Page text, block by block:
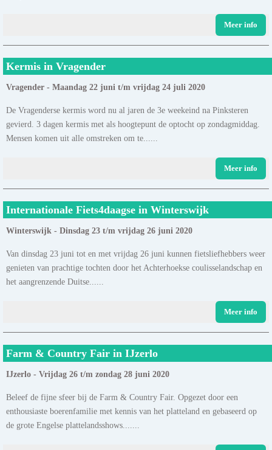
Meer info
Kermis in Vragender
Vragender - Maandag 22 juni t/m vrijdag 24 juli 2020
De Vragenderse kermis word nu al jaren de 3e weekeind na Pinksteren
gevierd. 3 dagen kermis met als hoogtepunt de optocht op zondagmiddag.
Mensen komen uit alle omstreken om te......
Meer info
Internationale Fiets4daagse in Winterswijk
Winterswijk - Dinsdag 23 t/m vrijdag 26 juni 2020
Van dinsdag 23 juni tot en met vrijdag 26 juni kunnen fietsliefhebbers weer
genieten van prachtige tochten door het Achterhoekse coulisselandschap en
het aangrenzende Duitse......
Meer info
Farm & Country Fair in IJzerlo
IJzerlo - Vrijdag 26 t/m zondag 28 juni 2020
Beleef de fijne sfeer bij de Farm & Country Fair. Opgezet door een
enthousiaste boerenfamilie met kennis van het platteland en gebaseerd op
de grote Engelse plattelandsshows.......